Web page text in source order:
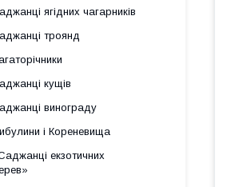
ягідних чагарників
троянд
кущів
винограду
і Кореневища
екзотичних